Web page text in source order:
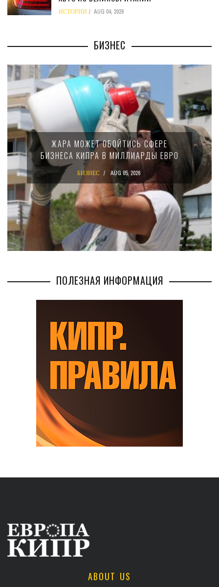
ИСТОРИИ AUG 04, 2026
БИЗНЕС
МИНФИН КИПРА ПЕРЕПИСАЛ ЗАКОН О
15-ПРОЦЕНТНОМ НАЛОГЕ ДЛЯ
КРУПНЫХ МЕЖДУНАРОДНЫХ
КОМПАНИЙ
БИЗНЕС AUG 02, 2026
ПОЛЕЗНАЯ ИНФОРМАЦИЯ
ABOUT US